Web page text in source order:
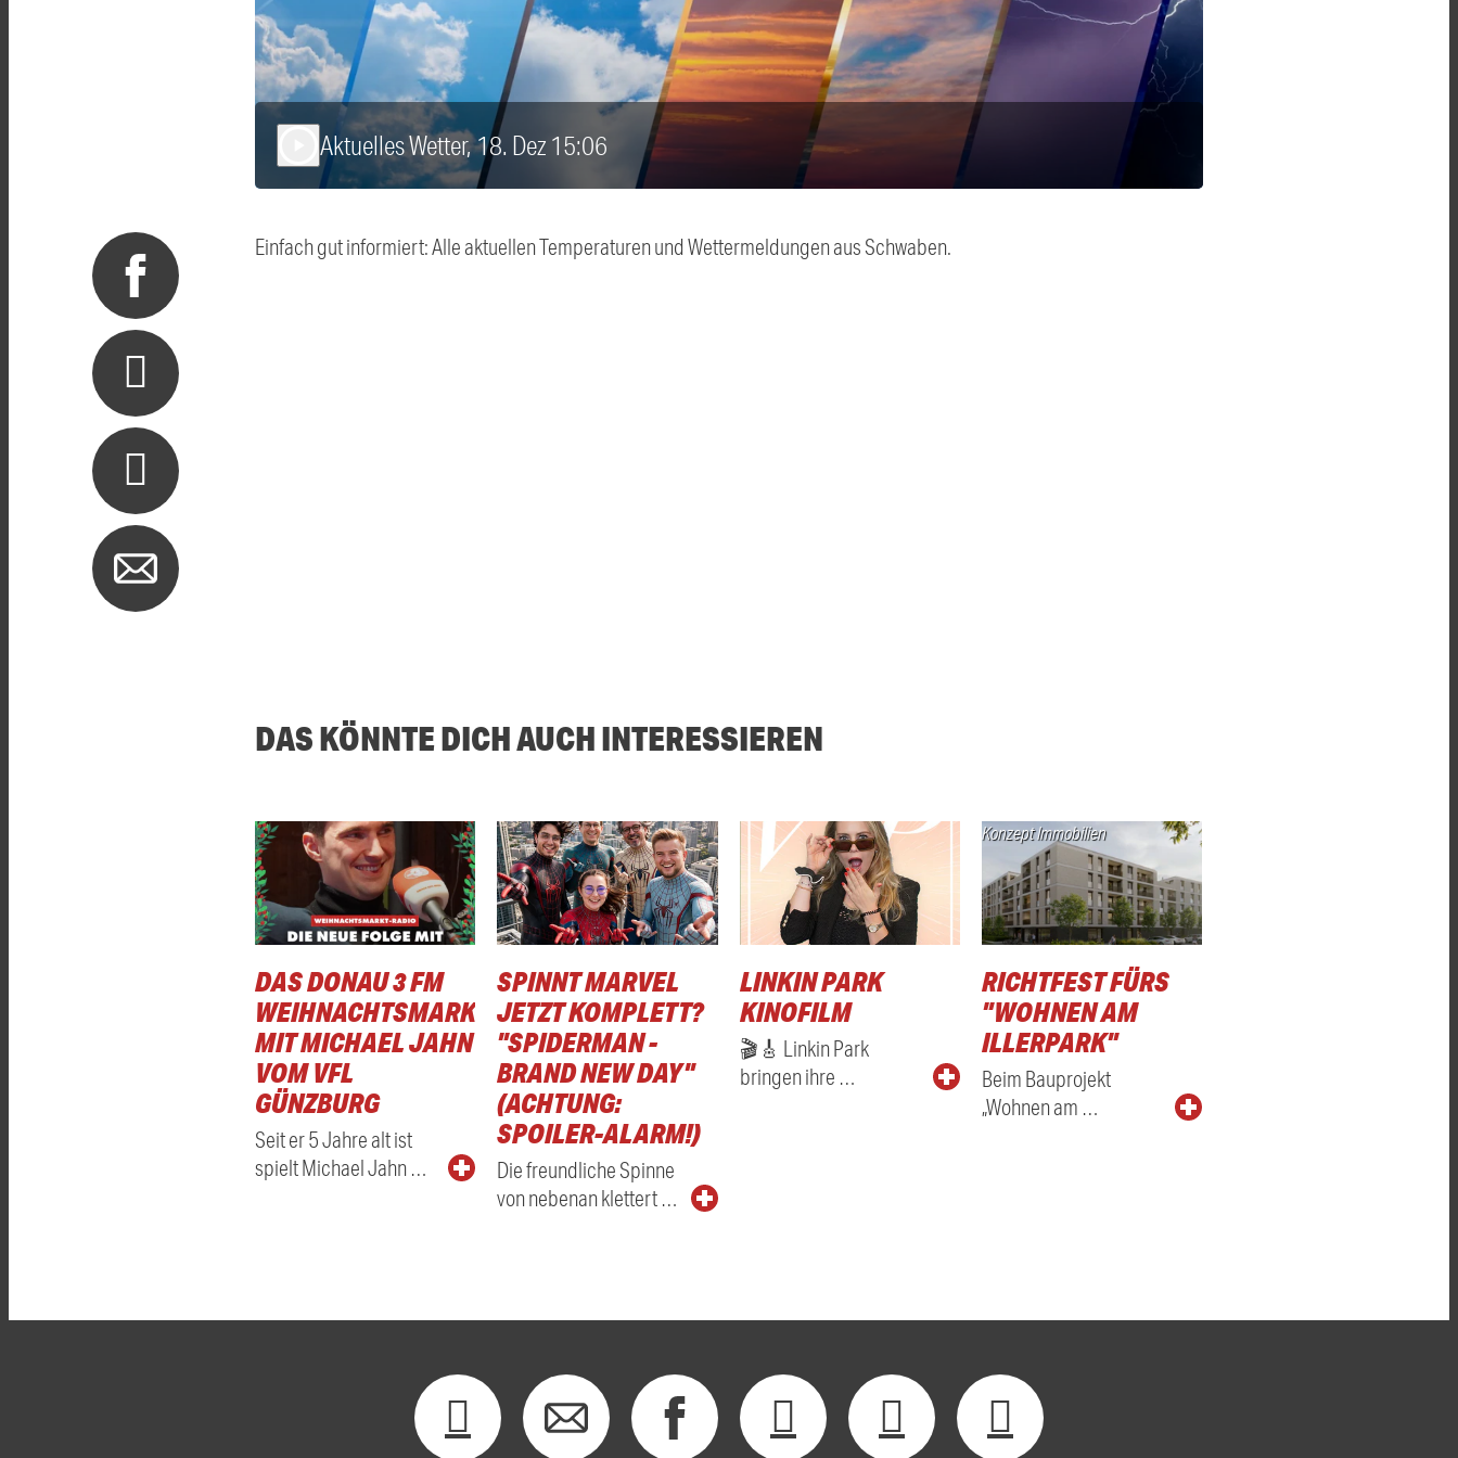
Aktuelles Wetter, 18. Dez 15:06
Einfach gut informiert: Alle aktuellen Temperaturen und Wettermeldungen aus Schwaben.
DAS KÖNNTE DICH AUCH INTERESSIEREN
DAS DONAU 3 FM
WEIHNACHTSMARKTRADIO
MIT MICHAEL JAHN
VOM VFL
GÜNZBURG
Seit er 5 Jahre alt ist
spielt Michael Jahn …
SPINNT MARVEL
JETZT KOMPLETT?
"SPIDERMAN -
BRAND NEW DAY"
(ACHTUNG:
SPOILER-ALARM!)
Die freundliche Spinne
von nebenan klettert …
LINKIN PARK
KINOFILM
🎬🎸 Linkin Park
bringen ihre …
Konzept Immobilien
RICHTFEST FÜRS
"WOHNEN AM
ILLERPARK"
Beim Bauprojekt
„Wohnen am …